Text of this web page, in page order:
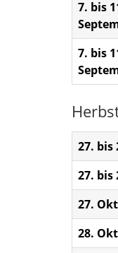
7. bis
7. bis
27. bis
27. bis
27.
28.